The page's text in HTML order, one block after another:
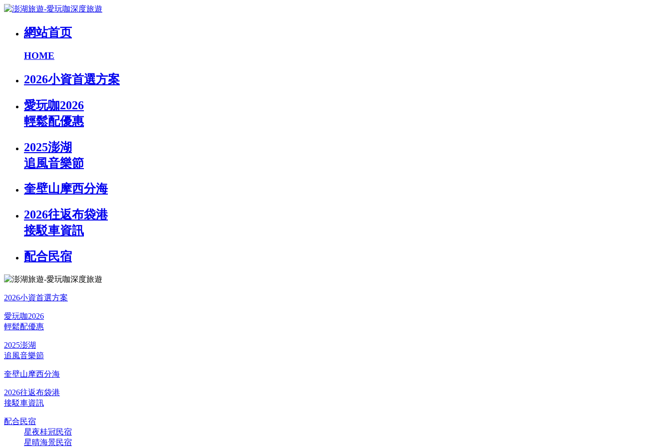
網站首页
HOME
2026小資首選方案
愛玩咖2026
輕鬆配優惠
2025澎湖
追風音樂節
奎壁山摩西分海
2026往返布袋港
接駁車資訊
配合民宿
2026小資首選方案
愛玩咖2026
輕鬆配優惠
2025澎湖
追風音樂節
奎壁山摩西分海
2026往返布袋港
接駁車資訊
配合民宿
星夜桂冠民宿
星晴海景民宿